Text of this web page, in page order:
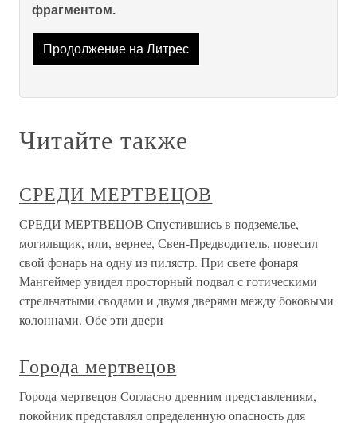
фрагментом.
Продолжение на Литрес
Читайте также
СРЕДИ МЕРТВЕЦОВ
СРЕДИ МЕРТВЕЦОВ Спустившись в подземелье,
могильщик, или, вернее, Свен-Предводитель, повесил
свой фонарь на одну из пилястр. При свете фонаря
Мангеймер увидел просторный подвал с готическими
стрельчатыми сводами и двумя дверями между боковыми
колоннами. Обе эти двери
Города мертвецов
Города мертвецов Согласно древним представлениям,
покойник представлял определенную опасность для